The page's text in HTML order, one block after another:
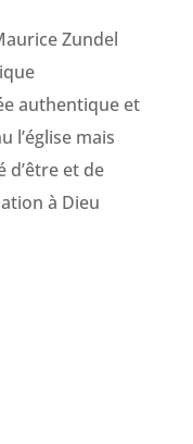
Zundel
authentique et
l’église mais
et de
à Dieu